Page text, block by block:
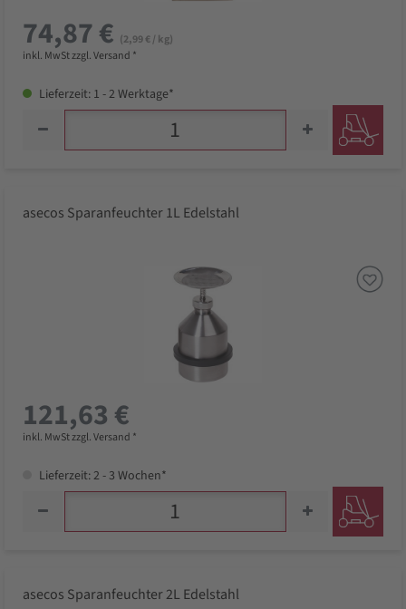
74,87 € (2,99 € / kg)
inkl. MwSt zzgl. Versand *
Lieferzeit: 1 - 2 Werktage*
asecos Sparanfeuchter 1L Edelstahl
121,63 €
inkl. MwSt zzgl. Versand *
Lieferzeit: 2 - 3 Wochen*
asecos Sparanfeuchter 2L Edelstahl